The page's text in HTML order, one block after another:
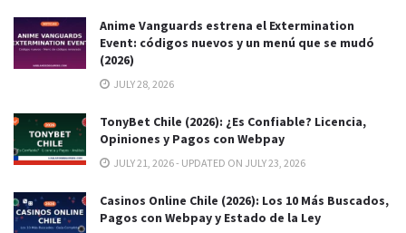
Anime Vanguards estrena el Extermination
Event: códigos nuevos y un menú que se mudó
(2026)
JULY 28, 2026
TonyBet Chile (2026): ¿Es Confiable? Licencia,
Opiniones y Pagos con Webpay
JULY 21, 2026 - UPDATED ON JULY 23, 2026
Casinos Online Chile (2026): Los 10 Más Buscados,
Pagos con Webpay y Estado de la Ley